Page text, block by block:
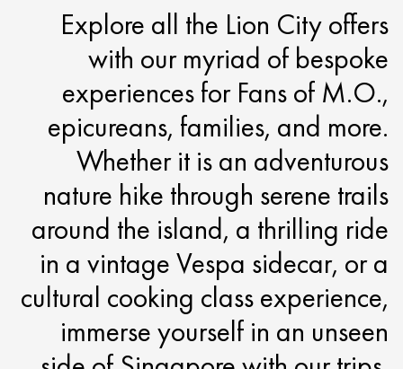
Explore all the Lion City offers
with our myriad of bespoke
experiences for Fans of M.O.,
epicureans, families, and more.
Whether it is an adventurous
nature hike through serene trails
around the island, a thrilling ride
in a vintage Vespa sidecar, or a
cultural cooking class experience,
immerse yourself in an unseen